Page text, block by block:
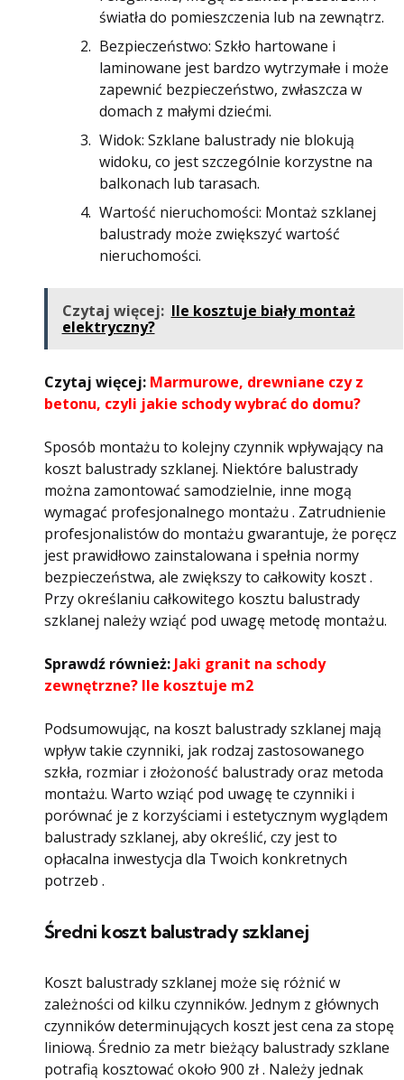
światła do pomieszczenia lub na zewnątrz.
Bezpieczeństwo: Szkło hartowane i
laminowane jest bardzo wytrzymałe i może
zapewnić bezpieczeństwo, zwłaszcza w
domach z małymi dziećmi.
Widok: Szklane balustrady nie blokują
widoku, co jest szczególnie korzystne na
balkonach lub tarasach.
Wartość nieruchomości: Montaż szklanej
balustrady może zwiększyć wartość
nieruchomości.
Czytaj więcej: Ile kosztuje biały montaż
elektryczny?
Czytaj więcej: Marmurowe, drewniane czy z
betonu, czyli jakie schody wybrać do domu?
Sposób montażu to kolejny czynnik wpływający na
koszt balustrady szklanej. Niektóre balustrady
można zamontować samodzielnie, inne mogą
wymagać profesjonalnego montażu . Zatrudnienie
profesjonalistów do montażu gwarantuje, że poręcz
jest prawidłowo zainstalowana i spełnia normy
bezpieczeństwa, ale zwiększy to całkowity koszt .
Przy określaniu całkowitego kosztu balustrady
szklanej należy wziąć pod uwagę metodę montażu.
Sprawdź również:Jaki granit na schody
zewnętrzne? Ile kosztuje m2
Podsumowując, na koszt balustrady szklanej mają
wpływ takie czynniki, jak rodzaj zastosowanego
szkła, rozmiar i złożoność balustrady oraz metoda
montażu. Warto wziąć pod uwagę te czynniki i
porównać je z korzyściami i estetycznym wyglądem
balustrady szklanej, aby określić, czy jest to
opłacalna inwestycja dla Twoich konkretnych
potrzeb .
Średni koszt balustrady szklanej
Koszt balustrady szklanej może się różnić w
zależności od kilku czynników. Jednym z głównych
czynników determinujących koszt jest cena za stopę
liniową. Średnio za metr bieżący balustrady szklane
potrafią kosztować około 900 zł . Należy jednak